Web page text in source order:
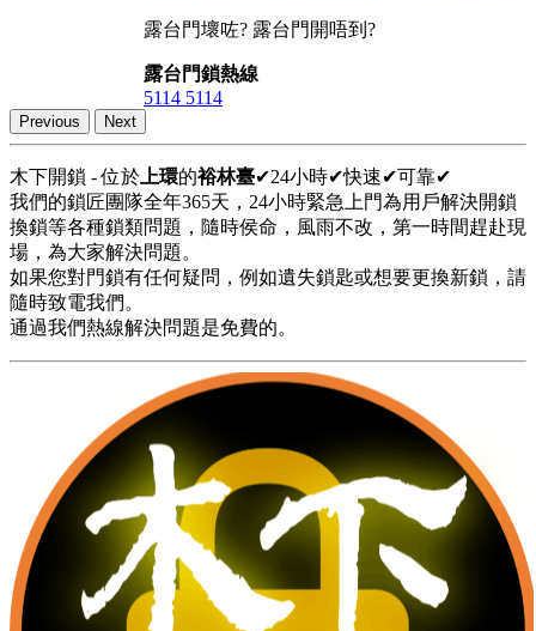
露台門壞咗? 露台門開唔到?
露台門鎖熱線
5114 5114
Previous Next
木下開鎖 - 位於 上環的裕林臺✔24小時✔快速✔可靠✔
我們的鎖匠團隊全年365天，24小時緊急上門為用戶解決開鎖
換鎖等各種鎖類問題，隨時侯命，風雨不改，第一時間趕赴現
場，為大家解決問題。
如果您對門鎖有任何疑問，例如遺失鎖匙或想要更換新鎖，請
隨時致電我們。
通過我們熱線解決問題是免費的。